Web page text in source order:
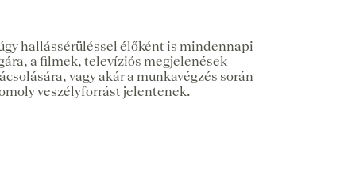
hallássérüléssel élőként is mindennapi
a filmek, televíziós megjelenések
vagy akár a munkavégzés során
veszélyforrást jelentenek.